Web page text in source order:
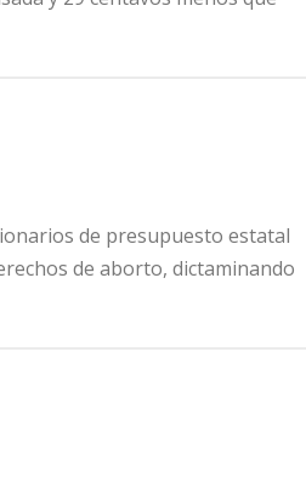
de presupuesto estatal
de aborto, dictaminando